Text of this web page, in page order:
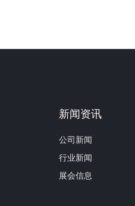
新闻资讯
公司新闻
行业新闻
展会信息